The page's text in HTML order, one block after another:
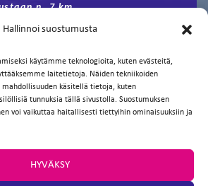
Hallinnoi suostumusta
käytämme teknologioita, kuten evästeitä,
laitetietoja. Näiden tekniikoiden
mahdollisuuden käsitellä tietoja, kuten
tunnuksia tällä sivustolla. Suostumuksen
voi vaikuttaa haitallisesti tiettyihin ominaisuuksiin ja
HYVÄKSY
n. 7 km